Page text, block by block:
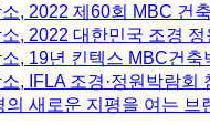
, 2022 제60회 MBC 건
, 2022 대한민국 조경
, 19년 킨텍스 MBC건
, IFLA 조경·정원박람회
의 새로운 지평을 여는 브